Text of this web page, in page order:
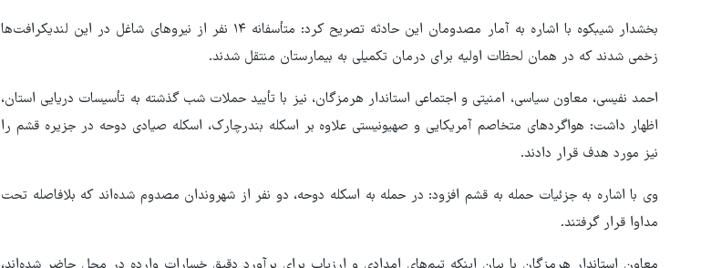
بخشدار شیبکوه با اشاره به آمار مصدومان این حادثه تصریح کرد: متأسفانه ۱۴ نفر از نیروهای شاغل در این لندیکرافت‌ها
زخمی شدند که در همان لحظات اولیه برای درمان تکمیلی به بیمارستان منتقل شدند.
احمد نفیسی، معاون سیاسی، امنیتی و اجتماعی استاندار هرمزگان، نیز با تأیید حملات شب گذشته به تأسیسات دریایی استان،
اظهار داشت: هواگردهای متخاصم آمریکایی و صهیونیستی علاوه بر اسکله بندرچارک، اسکله صیادی دوحه در جزیره قشم را
نیز مورد هدف قرار دادند.
وی با اشاره به جزئیات حمله به قشم افزود: در حمله به اسکله دوحه، دو نفر از شهروندان مصدوم شده‌اند که بلافاصله تحت
مداوا قرار گرفتند.
هماهنگی محور مقاومت، آمریکا را
ترامپ نماد فساد، اقتدارگرایی و